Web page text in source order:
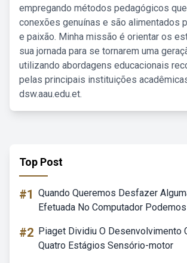
empregando métodos pedagógicos
conexões genuínas e são alimentados
e paixão. Minha missão é orientar os
sua jornada para se tornarem uma
utilizando abordagens educacionais
pelas principais instituições
dsw.aau.edu.et.
Top Post
#1 Quando Queremos Desfazer
Efetuada No Computador
#2 Piaget Dividiu O Desenvolvimento
Quatro Estágios Sensório-motor